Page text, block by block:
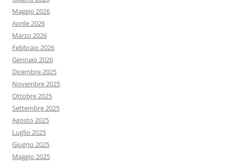
Maggio 2026
Aprile 2026
Marzo 2026
Febbraio 2026
Gennaio 2026
Dicembre 2025
Novembre 2025
Ottobre 2025
Settembre 2025
Agosto 2025
Luglio 2025
Giugno 2025
Maggio 2025